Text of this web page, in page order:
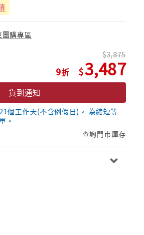
購專區
9
3,875
3,487
貨到通知
個工作天(不含例假日)。 為縮短等
。
查詢門市庫存